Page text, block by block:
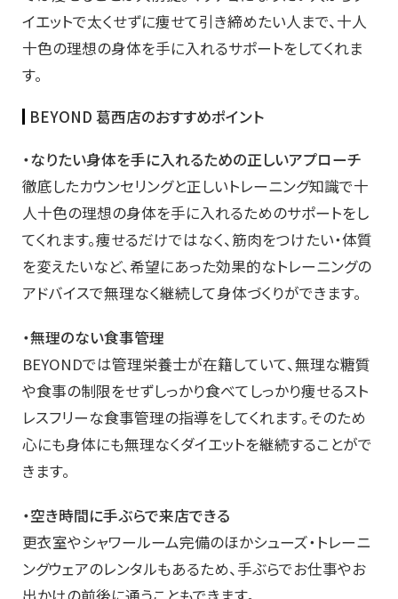
イエットで太くせずに痩せて引き締めたい人まで、十人
十色の理想の身体を手に入れるサポートをしてくれま
す。
BEYOND 葛西店のおすすめポイント
・なりたい身体を手に入れるための正しいアプローチ
徹底したカウンセリングと正しいトレーニング知識で十
人十色の理想の身体を手に入れるためのサポートをし
てくれます。痩せるだけではなく、筋肉をつけたい・体質
を変えたいなど、希望にあった効果的なトレーニングの
アドバイスで無理なく継続して身体づくりができます。
・無理のない食事管理
BEYONDでは管理栄養士が在籍していて、無理な糖質
や食事の制限をせずしっかり食べてしっかり痩せるスト
レスフリーな食事管理の指導をしてくれます。そのため
心にも身体にも無理なくダイエットを継続することがで
きます。
・空き時間に手ぶらで来店できる
更衣室やシャワールーム完備のほかシューズ・トレーニ
ングウェアのレンタルもあるため、手ぶらでお仕事やお